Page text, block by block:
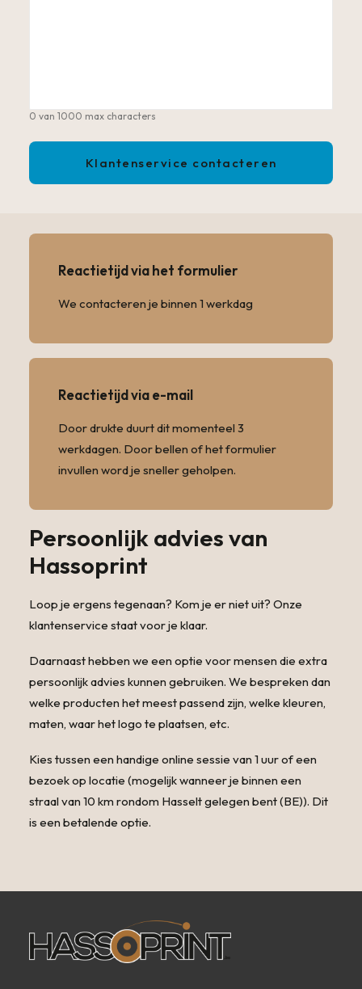
0 van 1000 max characters
Reactietijd via het formulier
We contacteren je binnen 1 werkdag
Reactietijd via e-mail
Door drukte duurt dit momenteel 3
werkdagen. Door bellen of het formulier
invullen word je sneller geholpen.
Persoonlijk advies van
Hassoprint
Loop je ergens tegenaan? Kom je er niet uit? Onze
klantenservice staat voor je klaar.
Daarnaast hebben we een optie voor mensen die extra
persoonlijk advies kunnen gebruiken. We bespreken dan
welke producten het meest passend zijn, welke kleuren,
maten, waar het logo te plaatsen, etc.
Kies tussen een handige online sessie van 1 uur of een
bezoek op locatie (mogelijk wanneer je binnen een
straal van 10 km rondom Hasselt gelegen bent (BE)). Dit
is een betalende optie.